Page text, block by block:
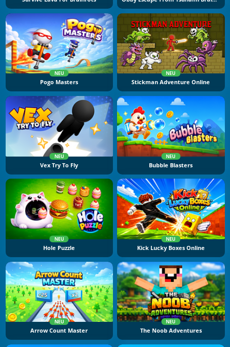
NEU
Pogo Masters
NEU
Stickman Adventure Online
NEU
Vex Try To Fly
NEU
Bubble Blasters
NEU
Hole Puzzle
NEU
Kick Lucky Boxes Online
NEU
Arrow Count Master
NEU
The Noob Adventures